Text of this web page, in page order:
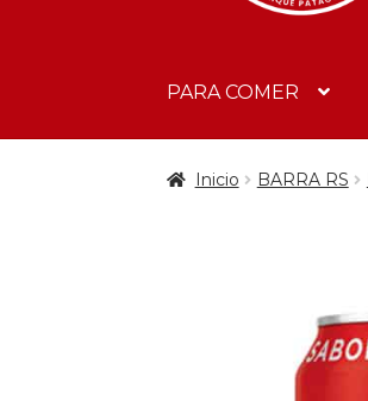
PARA COMER
Inicio BARRA RS